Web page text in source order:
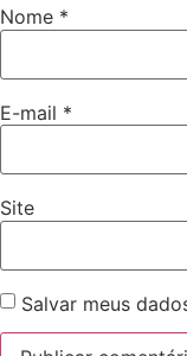
Nome *
E-mail *
Site
Salvar meus